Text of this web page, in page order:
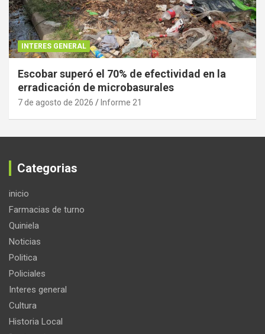
INTERES GENERAL
Escobar superó el 70% de efectividad en la
erradicación de microbasurales
7 de agosto de 2026 Informe 21
Categorias
inicio
Farmacias de turno
Quiniela
Noticias
Politica
Policiales
Interes general
Cultura
Historia Local